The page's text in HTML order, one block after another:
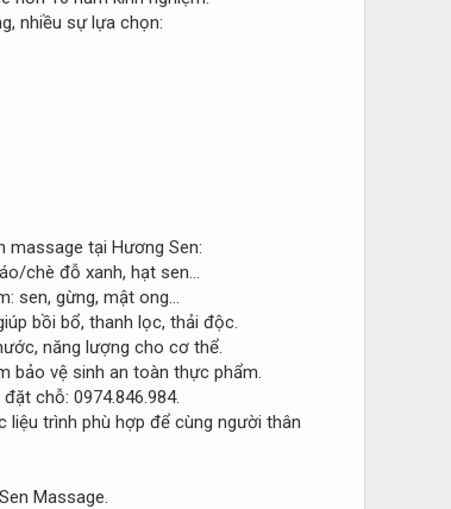
nhiều sự lựa chọn:
massage tại Hương Sen:
chè đỗ xanh, hạt sen...
sen, gừng, mật ong...
bồi bổ, thanh lọc, thải độc.
năng lượng cho cơ thể.
bảo vệ sinh an toàn thực phẩm.
chỗ: 0974.846.984.
trình phù hợp để cùng người thân
Massage.